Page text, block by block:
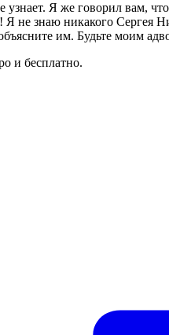
Я же говорил вам,
не знаю никакого Сергея
им. Будьте моим
и бесплатно.